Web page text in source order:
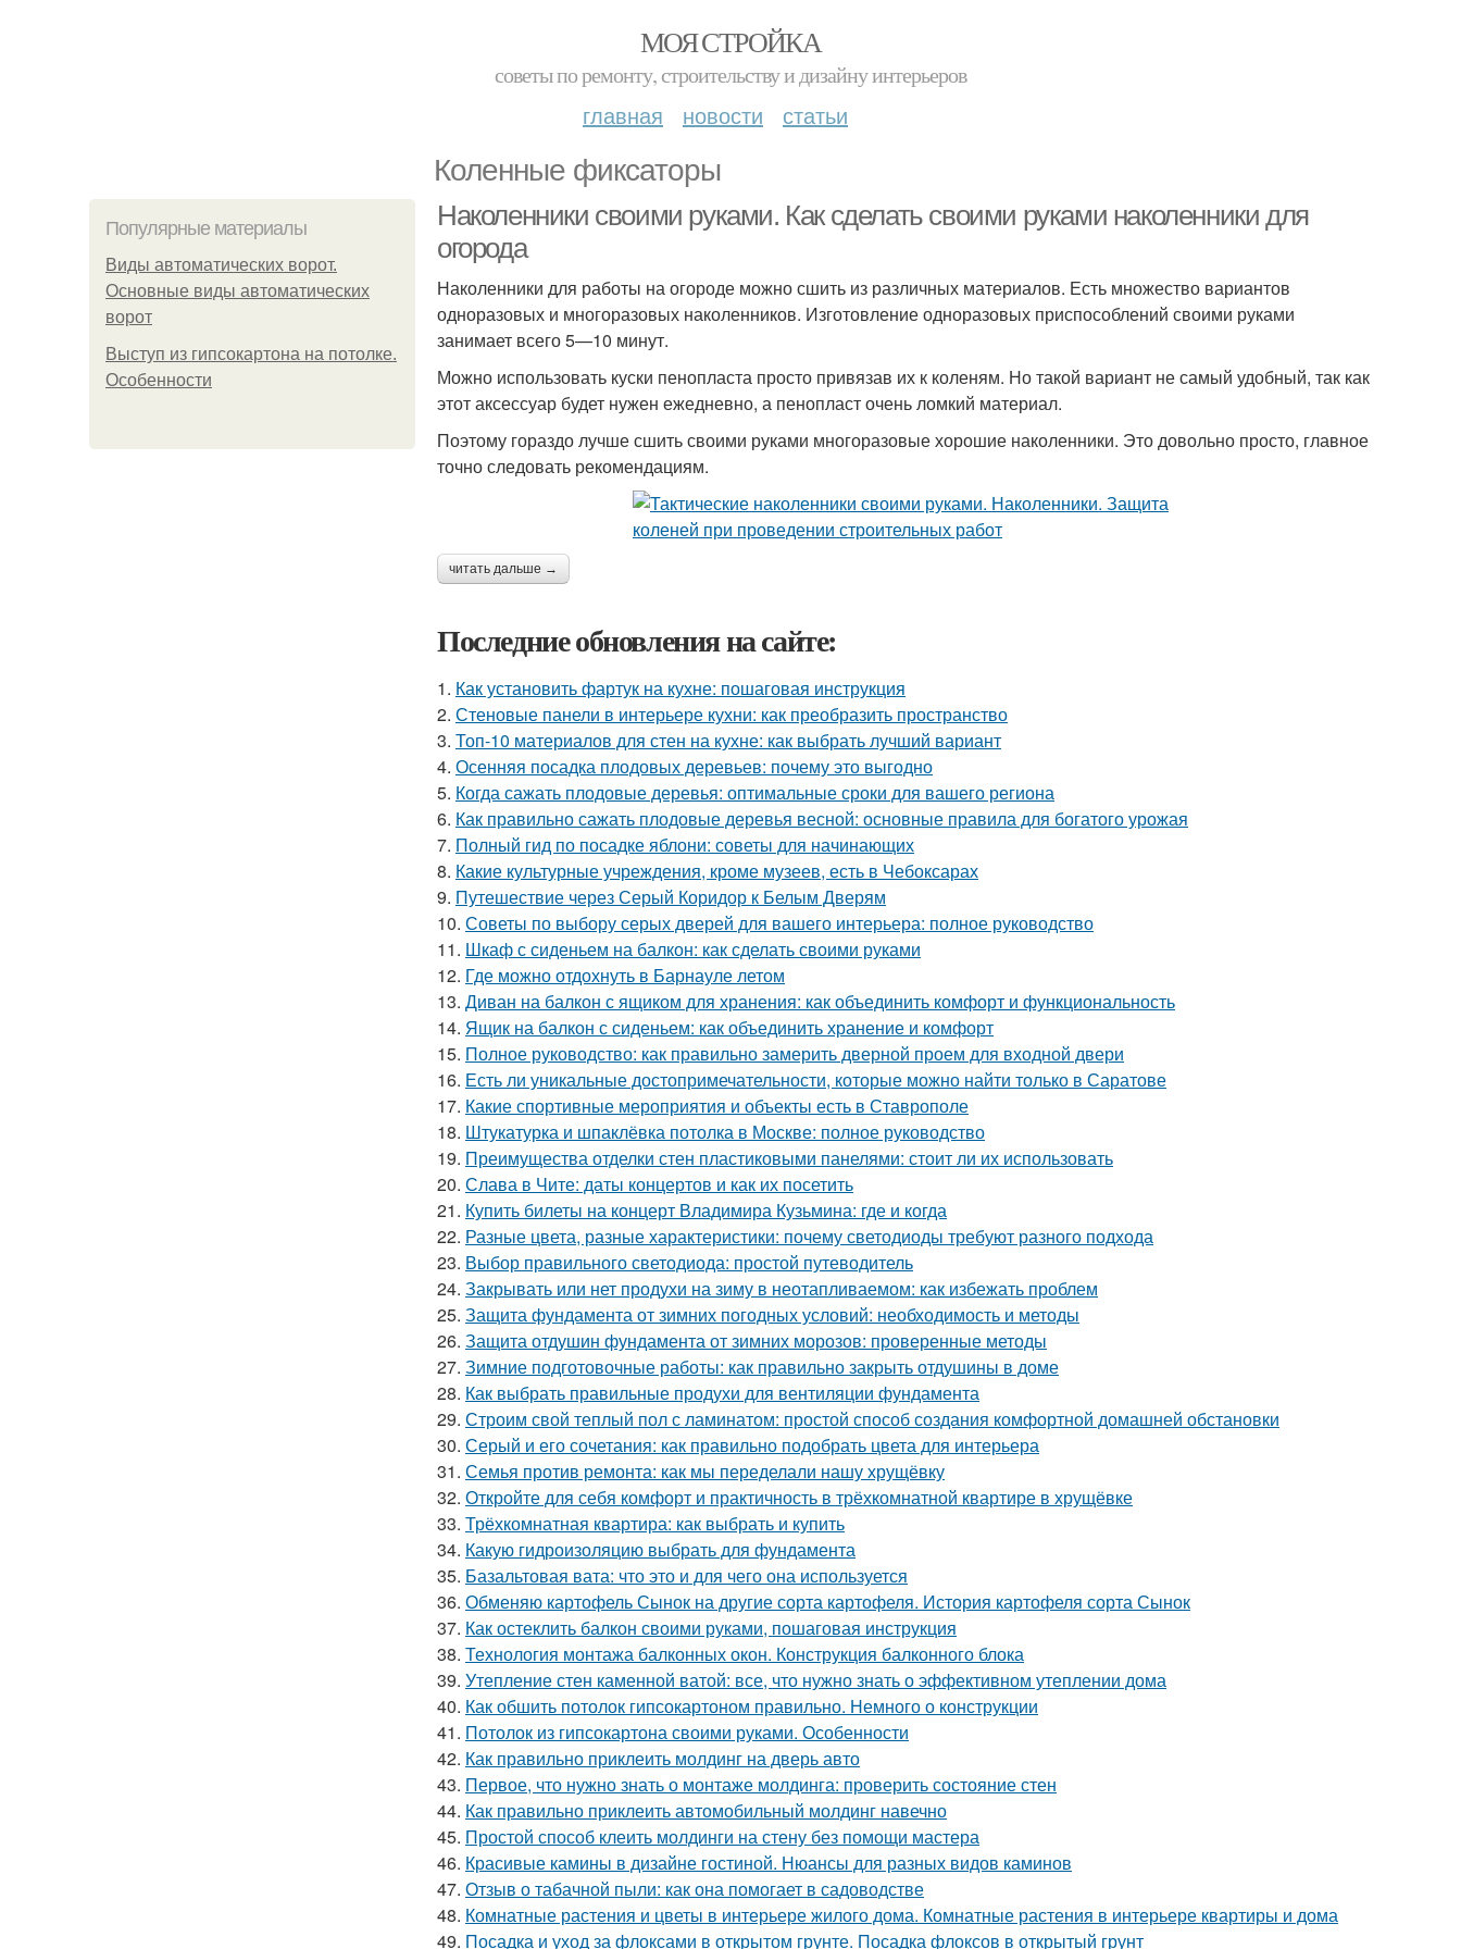
МОЯ СТРОЙКА
советы по ремонту, строительству и дизайну интерьеров
главная новости статьи
Коленные фиксаторы
Популярные материалы
Виды автоматических ворот.
Основные виды автоматических
ворот
Выступ из гипсокартона на потолке.
Особенности
Наколенники своими руками. Как сделать своими руками наколенники для
огорода
Наколенники для работы на огороде можно сшить из различных материалов. Есть множество вариантов
одноразовых и многоразовых наколенников. Изготовление одноразовых приспособлений своими руками
занимает всего 5—10 минут.
Можно использовать куски пенопласта просто привязав их к коленям. Но такой вариант не самый удобный, так как
этот аксессуар будет нужен ежедневно, а пенопласт очень ломкий материал.
Поэтому гораздо лучше сшить своими руками многоразовые хорошие наколенники. Это довольно просто, главное
точно следовать рекомендациям.
читать дальше →
Последние обновления на сайте:
1. Как установить фартук на кухне: пошаговая инструкция
2. Стеновые панели в интерьере кухни: как преобразить пространство
3. Топ-10 материалов для стен на кухне: как выбрать лучший вариант
4. Осенняя посадка плодовых деревьев: почему это выгодно
5. Когда сажать плодовые деревья: оптимальные сроки для вашего региона
6. Как правильно сажать плодовые деревья весной: основные правила для богатого урожая
7. Полный гид по посадке яблони: советы для начинающих
8. Какие культурные учреждения, кроме музеев, есть в Чебоксарах
9. Путешествие через Серый Коридор к Белым Дверям
10. Советы по выбору серых дверей для вашего интерьера: полное руководство
11. Шкаф с сиденьем на балкон: как сделать своими руками
12. Где можно отдохнуть в Барнауле летом
13. Диван на балкон с ящиком для хранения: как объединить комфорт и функциональность
14. Ящик на балкон с сиденьем: как объединить хранение и комфорт
15. Полное руководство: как правильно замерить дверной проем для входной двери
16. Есть ли уникальные достопримечательности, которые можно найти только в Саратове
17. Какие спортивные мероприятия и объекты есть в Ставрополе
18. Штукатурка и шпаклёвка потолка в Москве: полное руководство
19. Преимущества отделки стен пластиковыми панелями: стоит ли их использовать
20. Слава в Чите: даты концертов и как их посетить
21. Купить билеты на концерт Владимира Кузьмина: где и когда
22. Разные цвета, разные характеристики: почему светодиоды требуют разного подхода
23. Выбор правильного светодиода: простой путеводитель
24. Закрывать или нет продухи на зиму в неотапливаемом: как избежать проблем
25. Защита фундамента от зимних погодных условий: необходимость и методы
26. Защита отдушин фундамента от зимних морозов: проверенные методы
27. Зимние подготовочные работы: как правильно закрыть отдушины в доме
28. Как выбрать правильные продухи для вентиляции фундамента
29. Строим свой теплый пол с ламинатом: простой способ создания комфортной домашней обстановки
30. Серый и его сочетания: как правильно подобрать цвета для интерьера
31. Семья против ремонта: как мы переделали нашу хрущёвку
32. Откройте для себя комфорт и практичность в трёхкомнатной квартире в хрущёвке
33. Трёхкомнатная квартира: как выбрать и купить
34. Какую гидроизоляцию выбрать для фундамента
35. Базальтовая вата: что это и для чего она используется
36. Обменяю картофель Сынок на другие сорта картофеля. История картофеля сорта Сынок
37. Как остеклить балкон своими руками, пошаговая инструкция
38. Технология монтажа балконных окон. Конструкция балконного блока
39. Утепление стен каменной ватой: все, что нужно знать о эффективном утеплении дома
40. Как обшить потолок гипсокартоном правильно. Немного о конструкции
41. Потолок из гипсокартона своими руками. Особенности
42. Как правильно приклеить молдинг на дверь авто
43. Первое, что нужно знать о монтаже молдинга: проверить состояние стен
44. Как правильно приклеить автомобильный молдинг навечно
45. Простой способ клеить молдинги на стену без помощи мастера
46. Красивые камины в дизайне гостиной. Нюансы для разных видов каминов
47. Отзыв о табачной пыли: как она помогает в садоводстве
48. Комнатные растения и цветы в интерьере жилого дома. Комнатные растения в интерьере квартиры и дома
49. Посадка и уход за флоксами в открытом грунте. Посадка флоксов в открытый грунт